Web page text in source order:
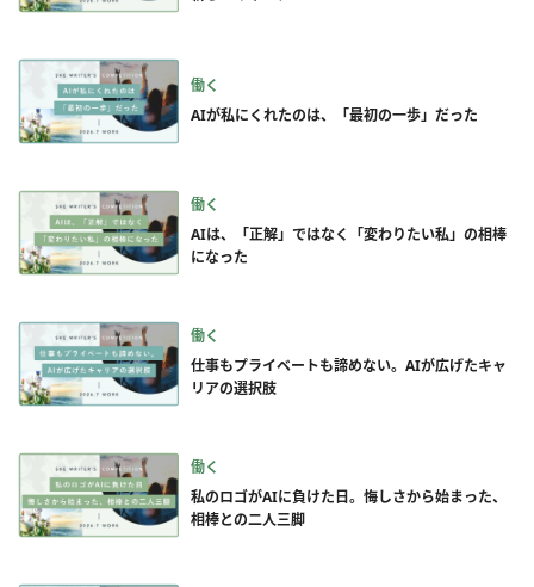
働く
AIが私にくれたのは、「最初の一歩」だった
働く
AIは、「正解」ではなく「変わりたい私」の相棒
になった
働く
仕事もプライベートも諦めない。AIが広げたキャ
リアの選択肢
働く
私のロゴがAIに負けた日。悔しさから始まった、
相棒との二人三脚